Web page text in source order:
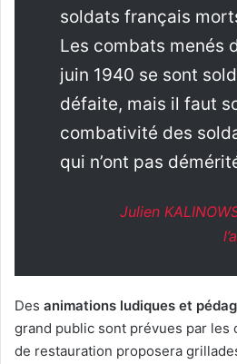
soldats français
Les combats menés
juin 1940 se sont
défaite, mais il faut
combativité des
qui n’ont pas
Julien
Des animations ludiques et
grand public sont prévues par les
de restauration proposera